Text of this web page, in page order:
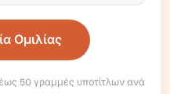
Ομιλίας
50 γραμμές υποτίτλων ανά